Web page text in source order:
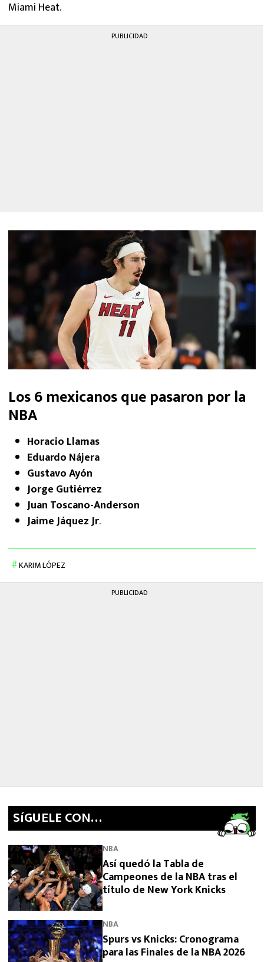
Miami Heat.
PUBLICIDAD
Los 6 mexicanos que pasaron por la
NBA
Horacio Llamas
Eduardo Nájera
Gustavo Ayón
Jorge Gutiérrez
Juan Toscano-Anderson
Jaime Jáquez Jr.
KARIM LÓPEZ
PUBLICIDAD
SíGUELE CON…
NBA
Así quedó la Tabla de
Campeones de la NBA tras el
título de New York Knicks
NBA
Spurs vs Knicks: Cronograma
para las Finales de la NBA 2026